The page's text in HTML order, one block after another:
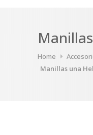
Home
Manillas una